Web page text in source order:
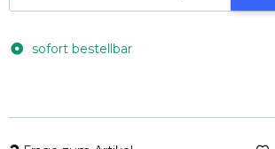
sofort bestellbar